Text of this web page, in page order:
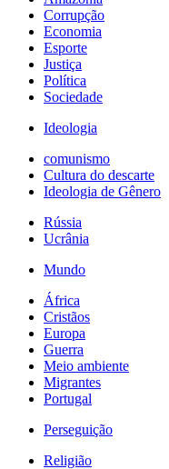
Corrupção
Economia
Esporte
Justiça
Política
Sociedade
Ideologia
comunismo
Cultura do descarte
Ideologia de Gênero
Rússia
Ucrânia
Mundo
África
Cristãos
Europa
Guerra
Meio ambiente
Migrantes
Portugal
Perseguição
Religião